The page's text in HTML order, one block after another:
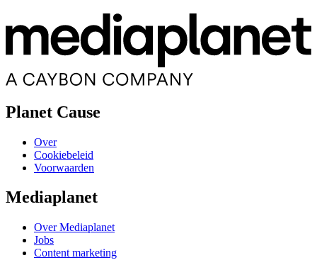
Planet Cause
Over
Cookiebeleid
Voorwaarden
Mediaplanet
Over Mediaplanet
Jobs
Content marketing